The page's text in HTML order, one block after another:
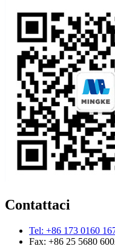
Contattaci
Tel: +86 173 0160
Fax: +86 25 5680